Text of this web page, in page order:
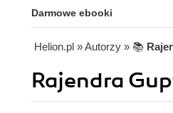
Darmowe ebooki
Helion.pl » Autorzy » 📚
Rajendra